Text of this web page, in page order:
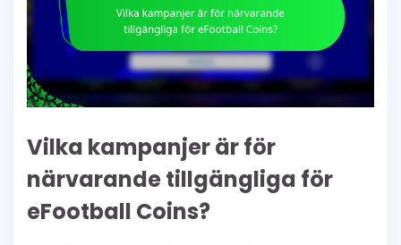
Vilka kampanjer är för
närvarande tillgängliga för
eFootball Coins?